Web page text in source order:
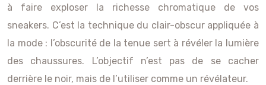
à faire exploser la richesse chromatique de vos
sneakers. C’est la technique du clair-obscur appliquée à
la mode : l’obscurité de la tenue sert à révéler la lumière
des chaussures. L’objectif n’est pas de se cacher
derrière le noir, mais de l’utiliser comme un révélateur.